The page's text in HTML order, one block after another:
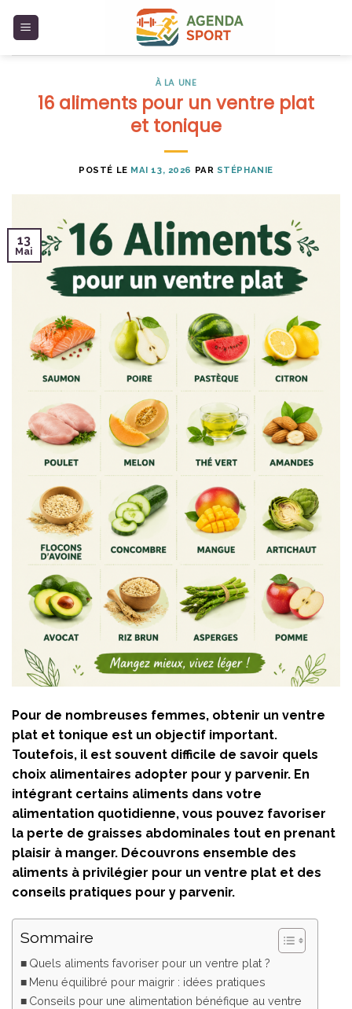
À LA UNE
16 aliments pour un ventre plat
et tonique
POSTÉ LE MAI 13, 2026 PAR STÉPHANIE
13
Mai
Pour de nombreuses femmes, obtenir un ventre
plat et tonique est un objectif important.
Toutefois, il est souvent difficile de savoir quels
choix alimentaires adopter pour y parvenir. En
intégrant certains aliments dans votre
alimentation quotidienne, vous pouvez favoriser
la perte de graisses abdominales tout en prenant
plaisir à manger. Découvrons ensemble des
aliments à privilégier pour un ventre plat et des
conseils pratiques pour y parvenir.
Sommaire
Quels aliments favoriser pour un ventre plat ?
Menu équilibré pour maigrir : idées pratiques
Conseils pour une alimentation bénéfique au ventre